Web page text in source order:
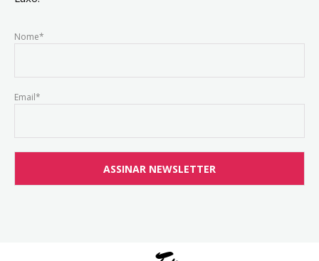
Nome*
Email*